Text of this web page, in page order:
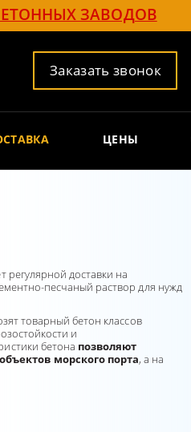
ЗАВОДОВ
Заказать звонок
ЦЕНЫ
регулярной доставки на
песчаный раствор для нужд
товарный бетон классов
и
бетона позволяют
морского порта, а на